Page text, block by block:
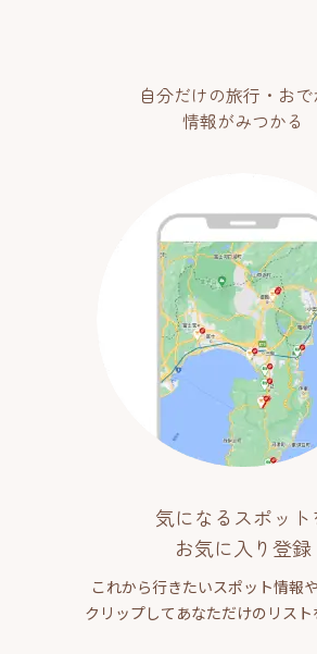
自分だけの旅行・おで
情報がみつかる
気になるスポット
お気に入り登録
これから行きたいスポット情報
クリップしてあなただけのリスト